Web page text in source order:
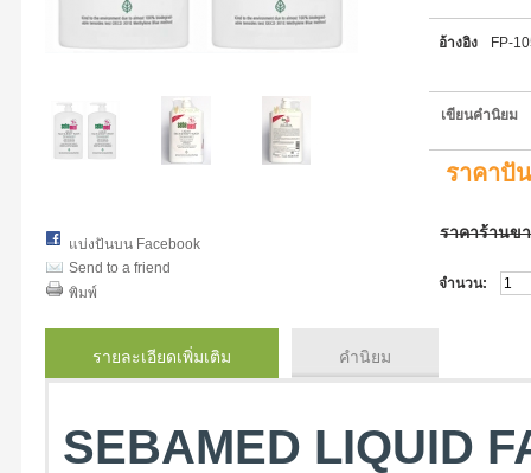
แบ่งปันบน Facebook
Send to a friend
พิมพ์
อ้างอิง FP-
เขียนคำนิยม
ราคาปั
ราคาร้านข
จำนวน:
รายละเอียดเพิ่มเติม คำนิยม
SEBAMED LIQUID